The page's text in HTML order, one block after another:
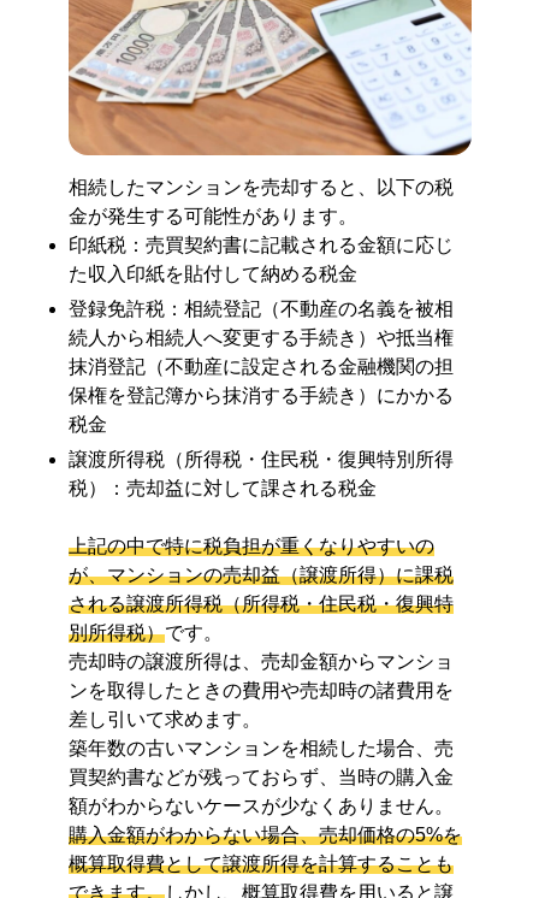
相続したマンションを売却すると、以下の税
金が発生する可能性があります。
印紙税：売買契約書に記載される金額に応じ
た収入印紙を貼付して納める税金
登録免許税：相続登記（不動産の名義を被相
続人から相続人へ変更する手続き）や抵当権
抹消登記（不動産に設定される金融機関の担
保権を登記簿から抹消する手続き）にかかる
税金
譲渡所得税（所得税・住民税・復興特別所得
税）：売却益に対して課される税金
上記の中で特に税負担が重くなりやすいの
が、マンションの売却益（譲渡所得）に課税
される譲渡所得税（所得税・住民税・復興特
別所得税）です。
売却時の譲渡所得は、売却金額からマンショ
ンを取得したときの費用や売却時の諸費用を
差し引いて求めます。
築年数の古いマンションを相続した場合、売
買契約書などが残っておらず、当時の購入金
額がわからないケースが少なくありません。
購入金額がわからない場合、売却価格の5%を
概算取得費として譲渡所得を計算することも
できます。しかし、概算取得費を用いると譲